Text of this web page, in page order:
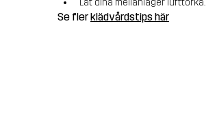
Se flerklädvårdstips här